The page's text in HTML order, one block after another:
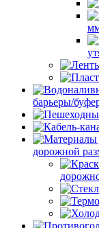
барьеры/
дорожной